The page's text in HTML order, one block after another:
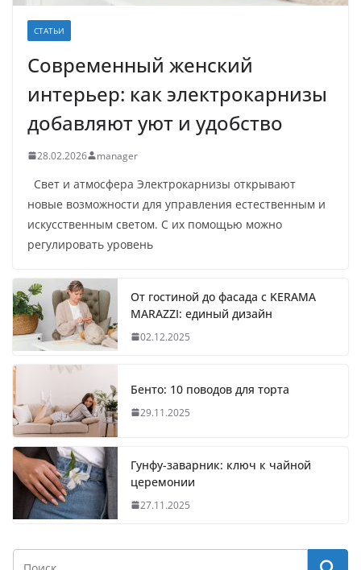
СТАТЬИ
Современный женский
интерьер: как электрокарнизы
добавляют уют и удобство
28.02.2026 manager
Свет и атмосфера Электрокарнизы открывают
новые возможности для управления естественным и
искусственным светом. С их помощью можно
регулировать уровень
От гостиной до фасада с KERAMA
MARAZZI: единый дизайн
02.12.2025
Бенто: 10 поводов для торта
29.11.2025
Гунфу-заварник: ключ к чайной
церемонии
27.11.2025